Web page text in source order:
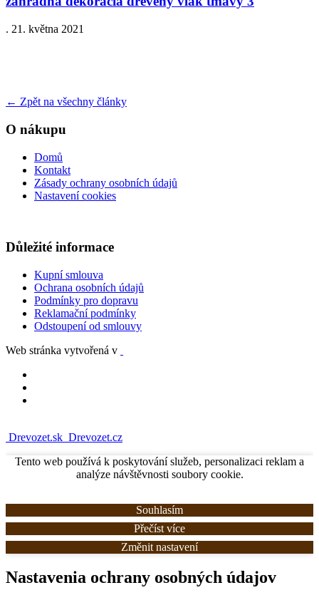
. 21. května 2021
← Zpět na všechny články
O nákupu
Domů
Kontakt
Zásady ochrany osobních údajů
Nastavení cookies
Důležité informace
Kupní smlouva
Ochrana osobních údajů
Podmínky pro dopravu
Reklamační podmínky
Odstoupení od smlouvy
Web stránka vytvořená v
Drevozet.sk Drevozet.cz
Tento web používá k poskytování služeb, personalizaci reklam a
analýze návštěvnosti soubory cookie.
Souhlasím
Přečíst více
Změnit nastavení
Nastavenia ochrany osobných údajov